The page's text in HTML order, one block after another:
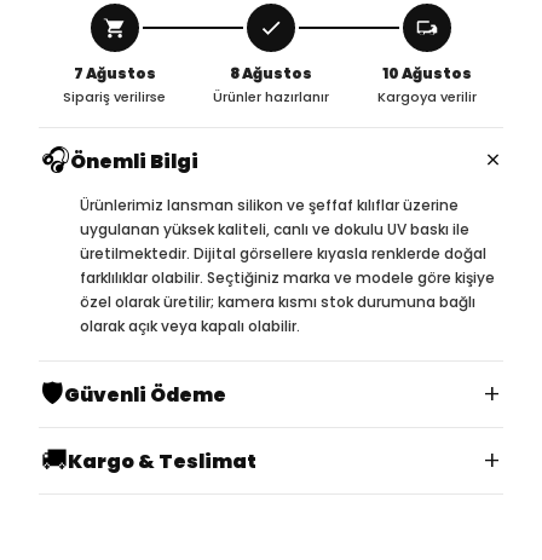
7 Ağustos
Sipariş verilirse
8 Ağustos
Ürünler hazırlanır
10 Ağustos
Kargoya verilir
🎧Önemli Bilgi ×
Ürünlerimiz lansman silikon ve şeffaf kılıflar üzerine
uygulanan yüksek kaliteli, canlı ve dokulu UV baskı ile
üretilmektedir. Dijital görsellere kıyasla renklerde doğal
farklılıklar olabilir. Seçtiğiniz marka ve modele göre kişiye
özel olarak üretilir; kamera kısmı stok durumuna bağlı
olarak açık veya kapalı olabilir.
🛡️Güvenli Ödeme
+
🚚Kargo & Teslimat +